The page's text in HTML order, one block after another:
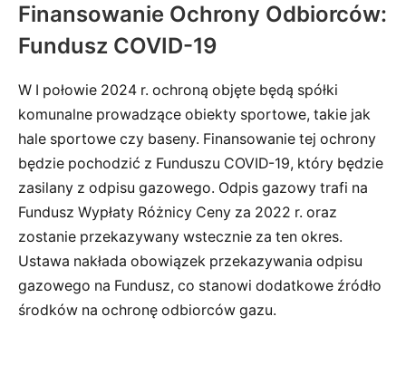
Finansowanie Ochrony Odbiorców:
Fundusz COVID-19
W I połowie 2024 r. ochroną objęte będą spółki
komunalne prowadzące obiekty sportowe, takie jak
hale sportowe czy baseny. Finansowanie tej ochrony
będzie pochodzić z Funduszu COVID-19, który będzie
zasilany z odpisu gazowego. Odpis gazowy trafi na
Fundusz Wypłaty Różnicy Ceny za 2022 r. oraz
zostanie przekazywany wstecznie za ten okres.
Ustawa nakłada obowiązek przekazywania odpisu
gazowego na Fundusz, co stanowi dodatkowe źródło
środków na ochronę odbiorców gazu.